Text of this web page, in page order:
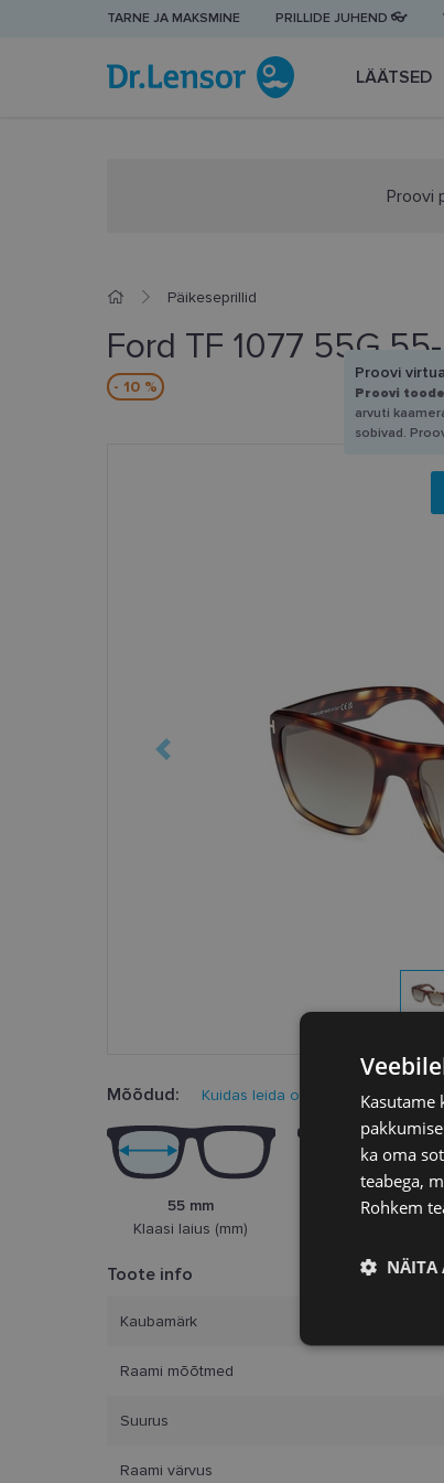
TARNE JA MAKSMINE PRILLIDE JUHEND 👓
LÄÄTSED
Proovi
Päikeseprillid
Ford TF 1077 55G
- 10 %
Proovi
Proovi
arvuti
sobivad.
Mõõdud: Kuidas leida oma prillisuurus?
55 mm
Klaasi laius (mm)
20 mm
Toote info
Kaubamärk
Raami mõõtmed
Suurus
Raami värvus
Kasutame
ka oma
teabega,
Rohkem
NÄITA